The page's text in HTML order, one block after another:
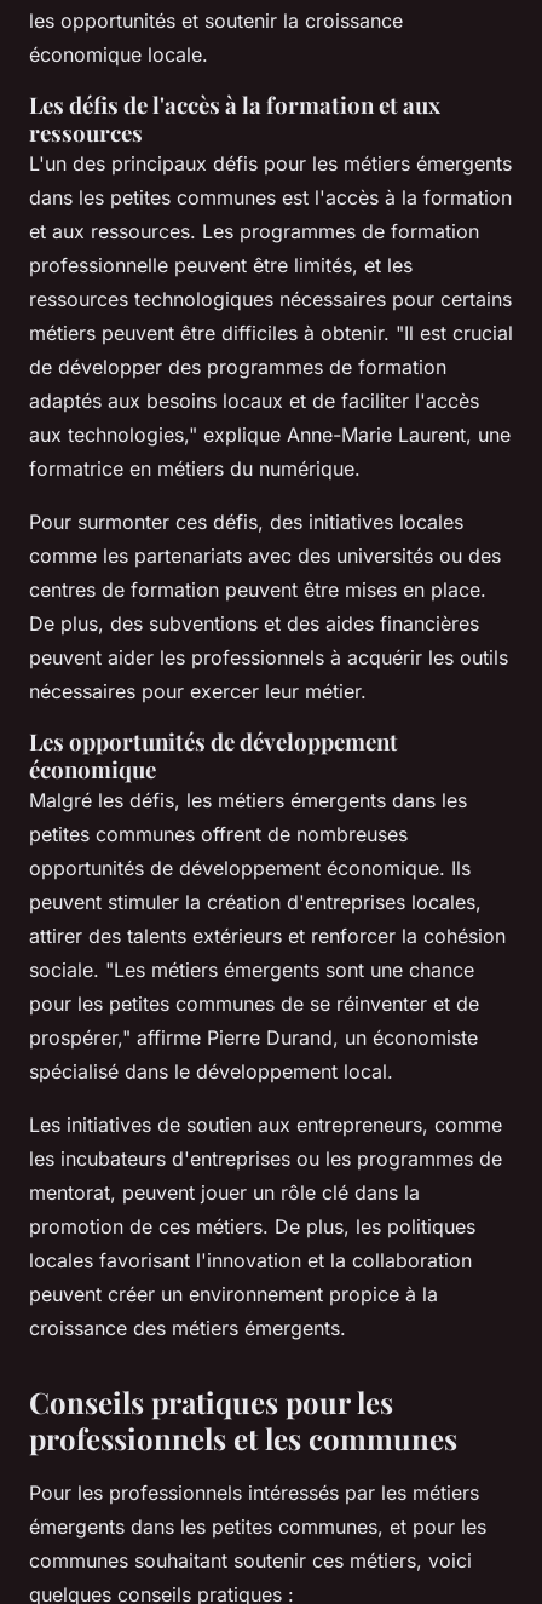
les opportunités et soutenir la croissance
économique locale.
Les défis de l'accès à la formation et aux
ressources
L'un des principaux défis pour les métiers émergents
dans les petites communes est l'accès à la formation
et aux ressources. Les programmes de formation
professionnelle peuvent être limités, et les
ressources technologiques nécessaires pour certains
métiers peuvent être difficiles à obtenir. "Il est crucial
de développer des programmes de formation
adaptés aux besoins locaux et de faciliter l'accès
aux technologies," explique Anne-Marie Laurent, une
formatrice en métiers du numérique.
Pour surmonter ces défis, des initiatives locales
comme les partenariats avec des universités ou des
centres de formation peuvent être mises en place.
De plus, des subventions et des aides financières
peuvent aider les professionnels à acquérir les outils
nécessaires pour exercer leur métier.
Les opportunités de développement
économique
Malgré les défis, les métiers émergents dans les
petites communes offrent de nombreuses
opportunités de développement économique. Ils
peuvent stimuler la création d'entreprises locales,
attirer des talents extérieurs et renforcer la cohésion
sociale. "Les métiers émergents sont une chance
pour les petites communes de se réinventer et de
prospérer," affirme Pierre Durand, un économiste
spécialisé dans le développement local.
Les initiatives de soutien aux entrepreneurs, comme
les incubateurs d'entreprises ou les programmes de
mentorat, peuvent jouer un rôle clé dans la
promotion de ces métiers. De plus, les politiques
locales favorisant l'innovation et la collaboration
peuvent créer un environnement propice à la
croissance des métiers émergents.
Conseils pratiques pour les
professionnels et les communes
Pour les professionnels intéressés par les métiers
émergents dans les petites communes, et pour les
communes souhaitant soutenir ces métiers, voici
quelques conseils pratiques :